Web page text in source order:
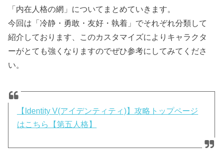
「内在人格の網」についてまとめていきます。
今回は「冷静・勇敢・友好・執着」でそれぞれ分類して
紹介しております、このカスタマイズによりキャラクタ
ーがとても強くなりますのでぜひ参考にしてみてくださ
い。
【Identity V(アイデンティティ)】攻略トップページ
はこちら【第五人格】